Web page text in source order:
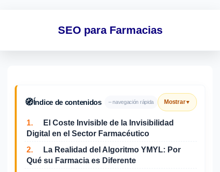
SEO para Farmacias
🧭Índice de contenidos – navegación rápida Mostrar▼
1.
El Coste Invisible de la Invisibilidad
Digital en el Sector Farmacéutico
2.
La Realidad del Algoritmo YMYL: Por
Qué su Farmacia es Diferente